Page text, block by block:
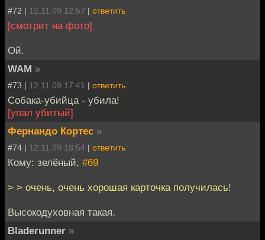
#72 | 12.11.09 12:57 | ответить
[смотрит на фото]
Ой.
WAM »
#73 | 12.11.09 17:41 | ответить
Собака-убийца - убила!
[упал убитый]
Фернандо Кортес »
#74 | 12.11.09 18:54 | ответить
Кому: зелёный, #69
> > очень, очень хорошая карточка получилась!
Высокодуховная такая.
Bladerunner »